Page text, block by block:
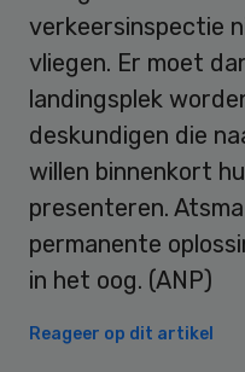
verkeersinspectie
vliegen. Er moet
landingsplek
deskundigen die
willen binnenkort
presenteren.
permanente
in het oog. (ANP)
Reageer op dit artikel